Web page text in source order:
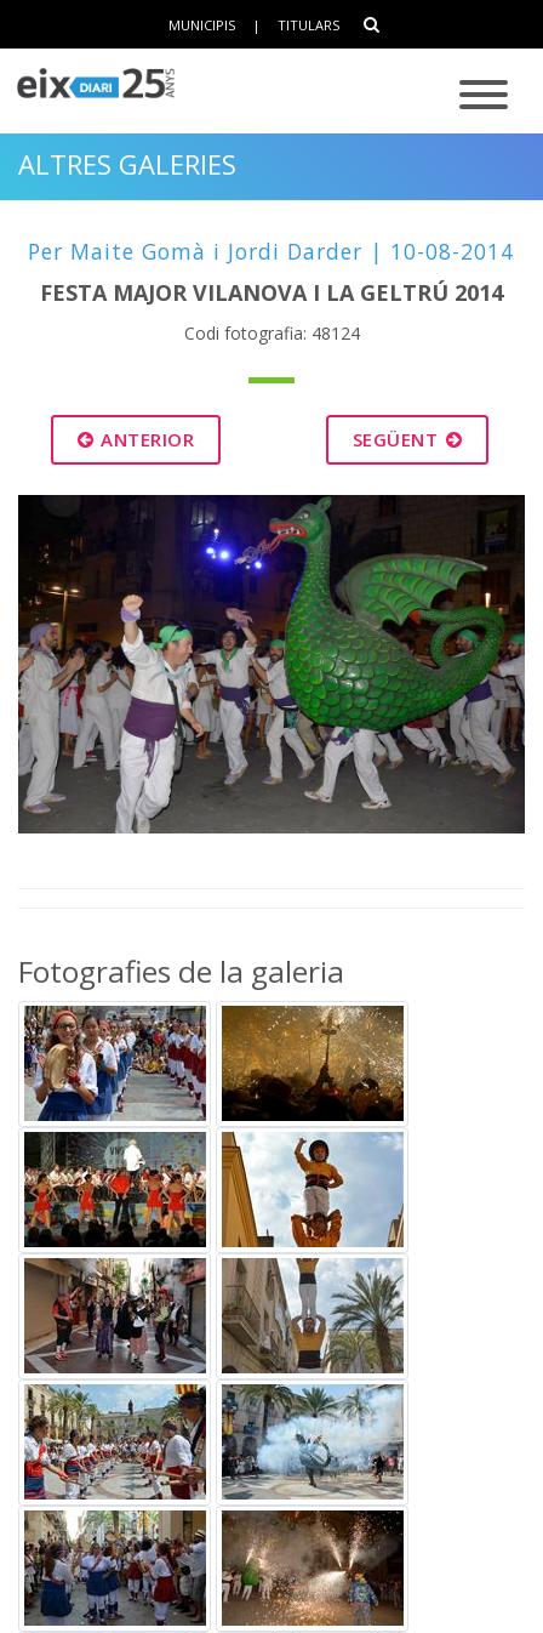
MUNICIPIS | TITULARS
ALTRES GALERIES
Per Maite Gomà i Jordi Darder | 10-08-2014
FESTA MAJOR VILANOVA I LA GELTRÚ 2014
Codi fotografia: 48124
ANTERIOR SEGÜENT
Fotografies de la galeria